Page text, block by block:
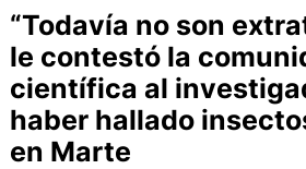
“Todavía no son
le contestó la
científica al
haber hallado
en Marte